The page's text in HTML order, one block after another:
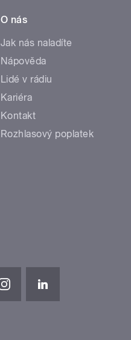
O nás
Jak nás naladíte
Nápověda
Lidé v rádiu
Kariéra
Kontakt
Rozhlasový poplatek